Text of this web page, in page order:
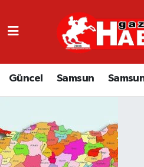
Güncel Samsun
GÜNCEL
SAMSUN
EKONOMİ
YAŞAM